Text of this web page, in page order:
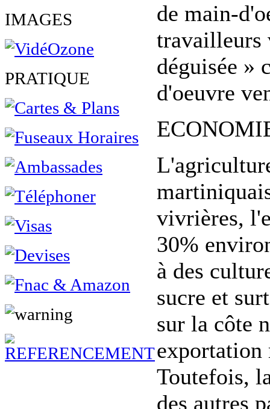
IMAGES
PRATIQUE
de main-
travailleurs
déguisée »
d'oeuvre
vivrières,
30%
à des
sucre et
sur la côte
exportation
Toutefois,
des autres